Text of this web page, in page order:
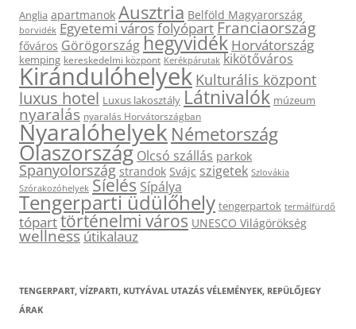
Anglia apartmanok Ausztria Belföld Magyarország
borvidék Egyetemi városfolyópartFranciaország
főváros Görögországhegyvidék Horvátország
kemping kereskedelmi központ Kerékpárutak kikötőváros
Kirándulóhelyek Kulturális központ
luxus hotel Luxus lakosztály Látnivalók múzeum
nyaralás nyaralás Horvátországban
Nyaralóhelyek Németország
Olaszország Olcsó szállás parkok
Spanyolország strandok Svájc szigetek Szlovákia
Szórakozóhelyek Síelés Sípálya
Tengerparti üdülőhely tengerpartok termálfürdő
tóparttörténelmi város UNESCO Világörökség
wellnessútikalauz
TENGERPART, VÍZPARTI, KUTYÁVAL UTAZÁS VÉLEMÉNYEK, REPÜLŐJEGY
ÁRAK